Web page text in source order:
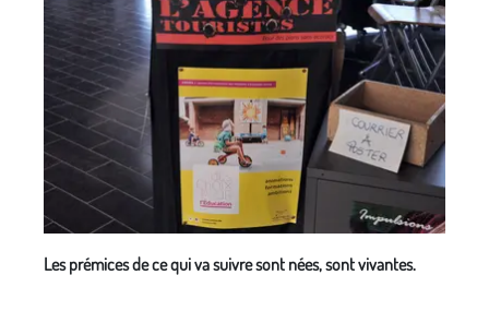
Les prémices de ce qui va suivre sont nées, sont vivantes.